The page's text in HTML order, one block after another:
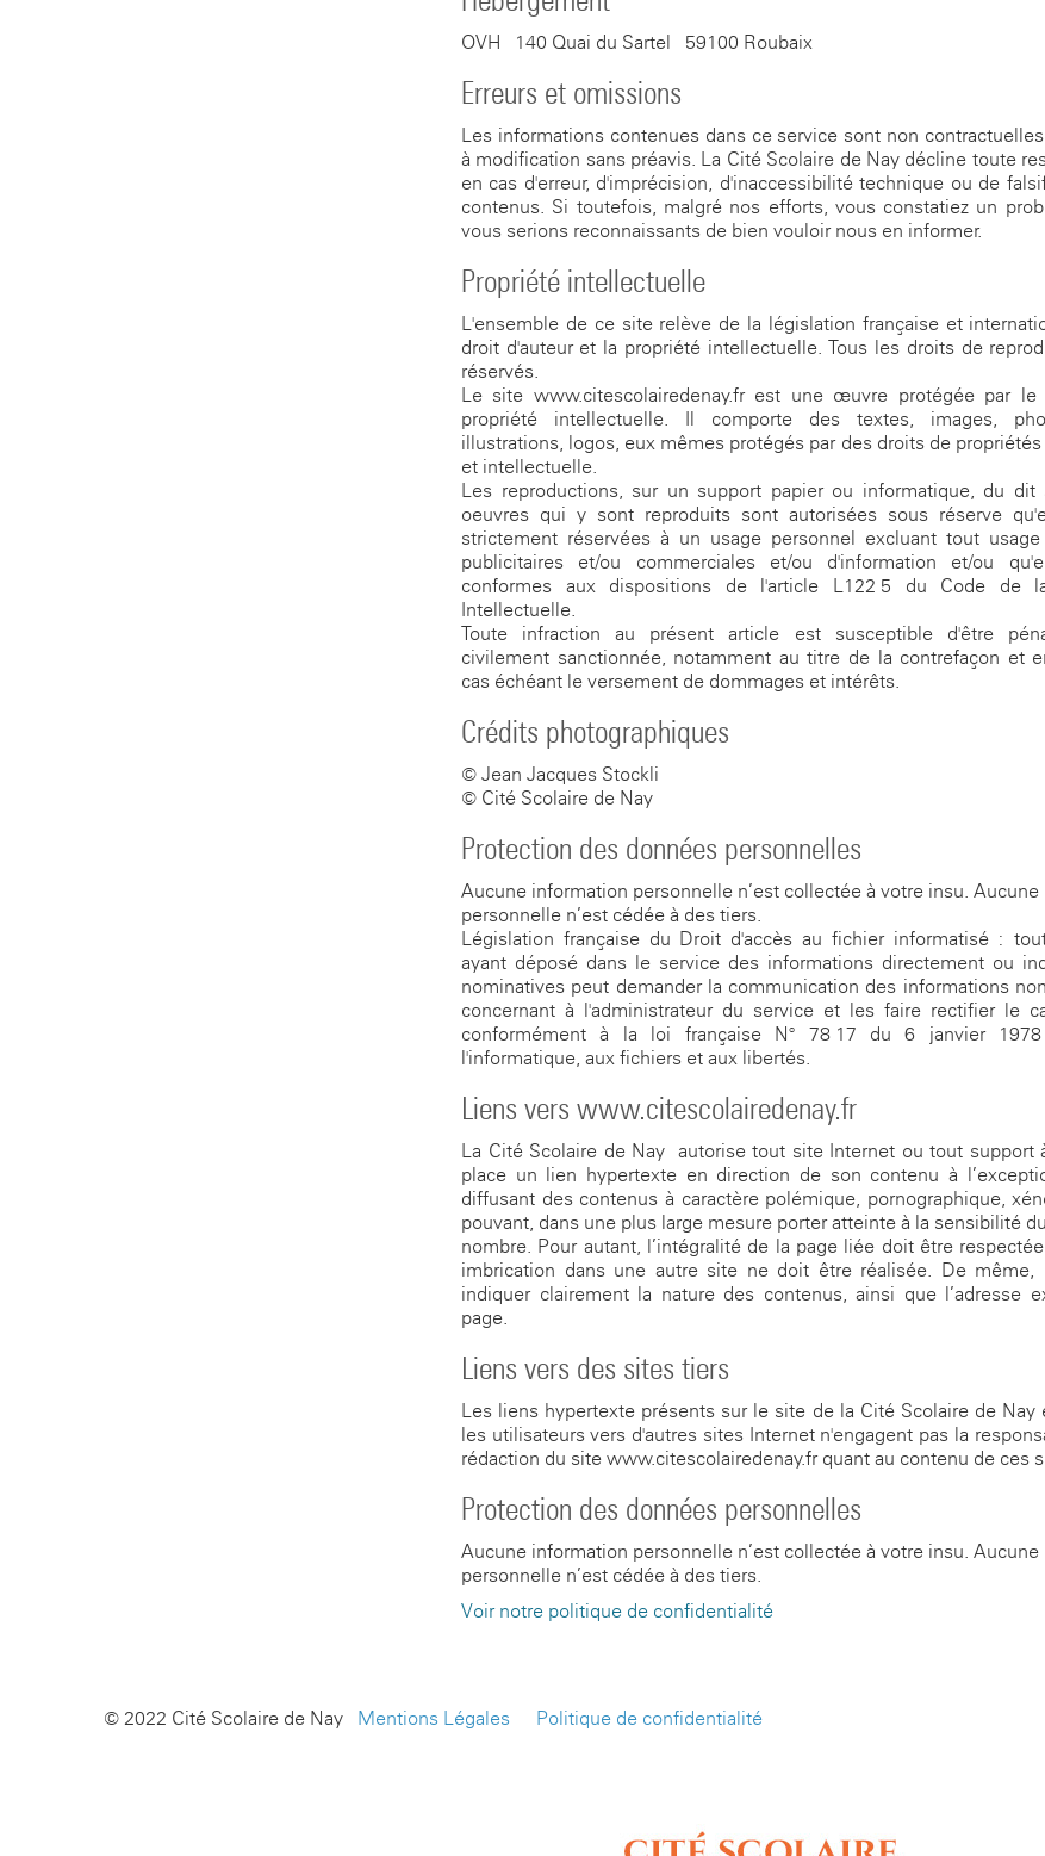
OVH - 140 Quai du Sartel - 59100 Roubaix
Erreurs et omissions
Les informations contenues dans ce service sont non
à modification sans préavis. La Cité Scolaire de Nay décline toute
en cas d'erreur, d'imprécision, d'inaccessibilité technique ou de
contenus. Si toutefois, malgré nos efforts, vous constatiez un
vous serions reconnaissants de bien vouloir nous en informer.
Propriété intellectuelle
L'ensemble de ce site relève de la législation française et
droit d'auteur et la propriété intellectuelle. Tous les droits de
réservés.
Le site www.citescolairedenay.fr est une œuvre protégée par
propriété intellectuelle. Il comporte des textes, images,
illustrations, logos, eux-mêmes protégés par des droits de
et intellectuelle.
Les reproductions, sur un support papier ou informatique, du
oeuvres qui y sont reproduits sont autorisées sous réserve
strictement réservées à un usage personnel excluant tout
publicitaires et/ou commerciales et/ou d'information et/ou
conformes aux dispositions de l'article L122-5 du Code de
Intellectuelle.
Toute infraction au présent article est susceptible d'être
civilement sanctionnée, notamment au titre de la contrefaçon et
cas échéant le versement de dommages et intérêts.
Crédits photographiques
© Jean Jacques Stockli
© Cité Scolaire de Nay
Protection des données personnelles
Aucune information personnelle n’est collectée à votre insu.
personnelle n’est cédée à des tiers.
Législation française du Droit d'accès au fichier informatisé :
ayant déposé dans le service des informations directement ou
nominatives peut demander la communication des informations
concernant à l'administrateur du service et les faire rectifier le
conformément à la loi française N° 78-17 du 6 janvier
l'informatique, aux fichiers et aux libertés.
Liens vers www.citescolairedenay.fr
La Cité Scolaire de Nay autorise tout site Internet ou tout support
place un lien hypertexte en direction de son contenu à
diffusant des contenus à caractère polémique, pornographique,
pouvant, dans une plus large mesure porter atteinte à la sensibilité
nombre. Pour autant, l’intégralité de la page liée doit être
imbrication dans une autre site ne doit être réalisée. De
indiquer clairement la nature des contenus, ainsi que l’adresse
page.
Liens vers des sites tiers
Les liens hypertexte présents sur le site de la Cité Scolaire de Nay
les utilisateurs vers d'autres sites Internet n'engagent pas la
rédaction du site www.citescolairedenay.fr quant au contenu de ces
Protection des données personnelles
Aucune information personnelle n’est collectée à votre insu.
personnelle n’est cédée à des tiers.
Voir notre politique de confidentialité
© 2022 Cité Scolaire de Nay - Mentions Légales Politique de confidentialité